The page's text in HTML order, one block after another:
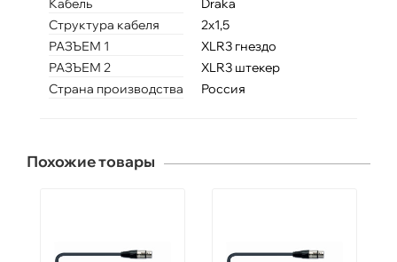
Кабель
Draka
Структура кабеля
2x1,5
РАЗЪЕМ 1
XLR3 гнездо
РАЗЪЕМ 2
XLR3 штекер
Страна производства
Россия
Похожие товары